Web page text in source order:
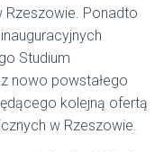
Rzeszowie. Ponadto
Studium
nowo powstałego
kolejną ofertą
w Rzeszowie.